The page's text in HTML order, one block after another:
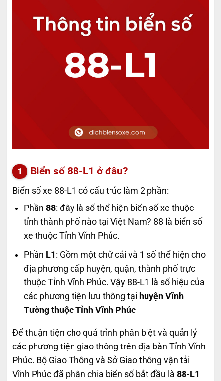
Biển số 88-L1 ở đâu?
Biển số xe 88-L1 có cấu trúc làm 2 phần:
Phần 88: đây là số thể hiện biển số xe thuộc
tỉnh thành phố nào tại Việt Nam? 88 là biển số
xe thuộc Tỉnh Vĩnh Phúc.
Phần L1 : Gồm một chữ cái và 1 số thể hiện cho
địa phương cấp huyện, quận, thành phố trực
thuộc Tỉnh Vĩnh Phúc. Vậy 88-L1 là số hiệu của
các phương tiện lưu thông tại huyện Vĩnh
Tường thuộc Tỉnh Vĩnh Phúc
Để thuận tiện cho quá trình phân biệt và quản lý
các phương tiện giao thông trên địa bàn Tỉnh Vĩnh
Phúc. Bộ Giao Thông và Sở Giao thông vận tải
Vĩnh Phúc đã phân chia biển số bắt đầu là 88-L1